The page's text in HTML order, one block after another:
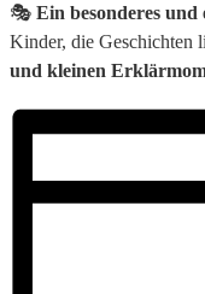
🎭 Ein besonderes
Kinder, die Geschichten
und kleinen